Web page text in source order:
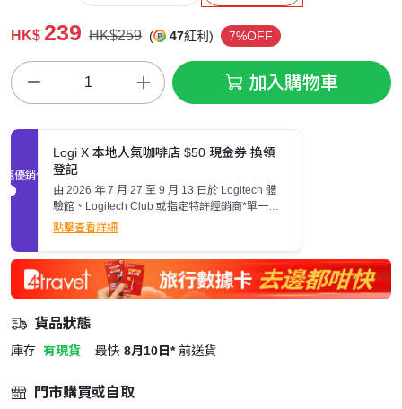
HK$ 239 HK$259 ( 47紅利) 7%OFF
加入購物車
促銷優惠
Logi X 本地人氣咖啡店 $50 現金券 換領
登記
由 2026 年 7 月 27 至 9 月 13 日於 Logitech 體
驗館、Logitech Club 或指定特許經銷商*單一收
據購買文書系列產品*滿港幣 $1,000 可登記換領
點擊查看詳細
貨品狀態
庫存 有現貨 最快 8月10日* 前送貨
門市購買或自取